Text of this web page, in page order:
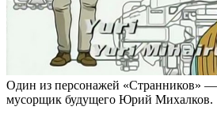
Один из персонажей «Странников» —
мусорщик будущего Юрий Михалков.